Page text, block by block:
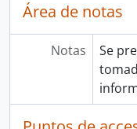
Área de notas
Notas
Se